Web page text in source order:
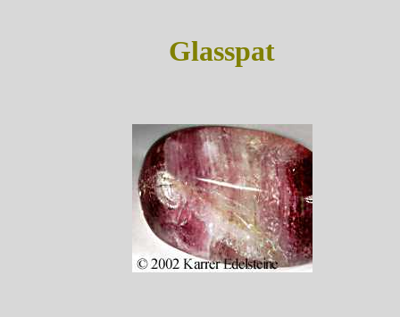
Glasspat